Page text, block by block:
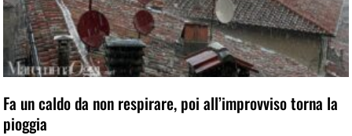
Fa un caldo da non respirare, poi all’improvviso torna la
pioggia